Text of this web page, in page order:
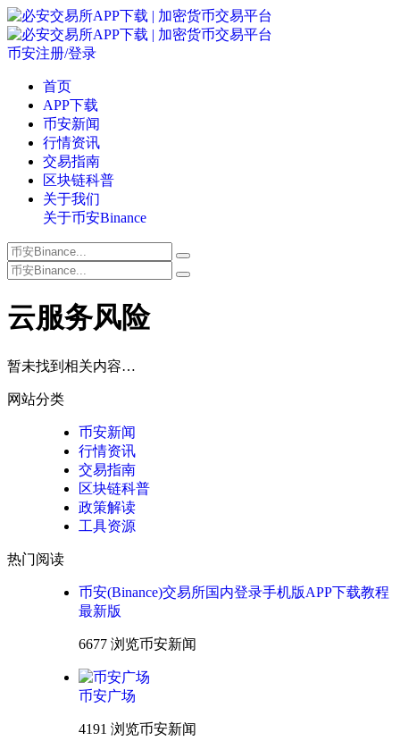
币安注册/登录
首页
APP下载
币安新闻
行情资讯
交易指南
区块链科普
关于我们
关于币安Binance
云服务风险
暂未找到相关内容…
网站分类
币安新闻
行情资讯
交易指南
区块链科普
政策解读
工具资源
热门阅读
币安(Binance)交易所国内登录手机版APP下载教程
最新版
6677 浏览币安新闻
币安广场
4191 浏览币安新闻